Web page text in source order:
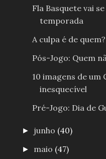
Fla Basquete vai
temporada
A culpa é de quem?
Pós-Jogo: Quem
10 imagens de um
inesquecível
Pré-Jogo: Dia de
► junho (40)
► maio (47)